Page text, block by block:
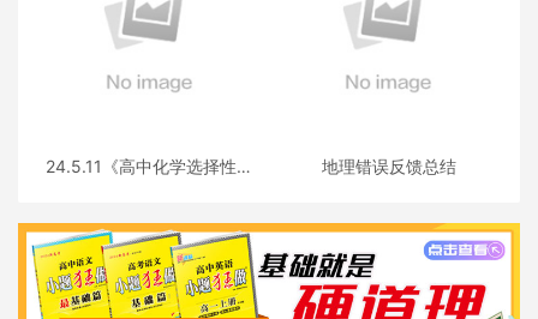
24.5.11《高中化学选择性必
地理错误反馈总结